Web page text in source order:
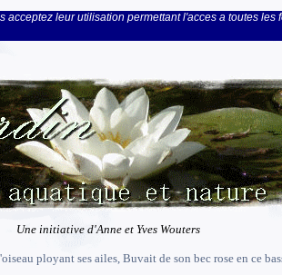
leur utilisation permettant l'acces a toutes les
Une initiative d'Anne et Yves Wouters
ployant ses ailes, Buvait de son bec rose en ce